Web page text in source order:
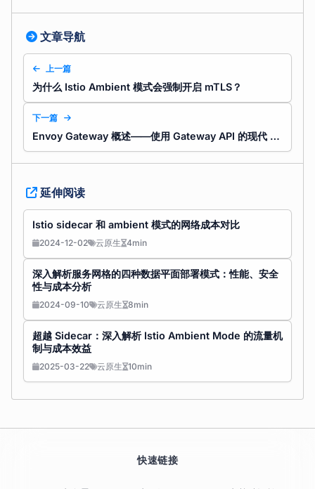
文章导航
上一篇
为什么 Istio Ambient 模式会强制开启 mTLS？
下一篇
Envoy Gateway 概述——使用 Gateway API 的现代 Kubernetes 入口
延伸阅读
Istio sidecar 和 ambient 模式的网络成本对比
2024-12-02 云原生 4min
深入解析服务网格的四种数据平面部署模式：性能、安全
性与成本分析
2024-09-10 云原生 8min
超越 Sidecar：深入解析 Istio Ambient Mode 的流量机
制与成本效益
2025-03-22 云原生 10min
快速链接